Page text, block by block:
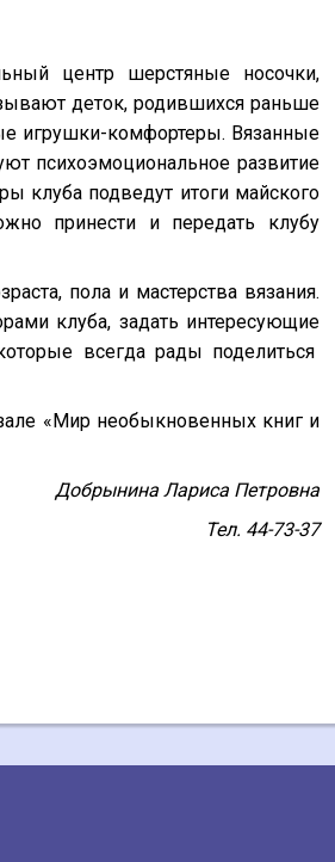
центр шерстяные носочки,
деток, родившихся раньше
игрушки-комфортеры. Вязанные
психоэмоциональное развитие
клуба подведут итоги майского
принести и передать клубу
пола и мастерства вязания.
клуба, задать интересующие
всегда рады поделиться
«Мир необыкновенных книг и
Добрынина Лариса Петровна
Тел. 44-73-37